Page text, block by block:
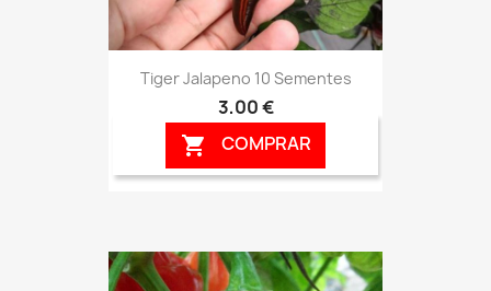
Tiger Jalapeno 10 Sementes
3,00 €
 COMPRAR